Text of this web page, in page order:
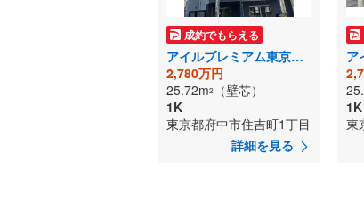
成約でもらえる
アイルプレミアム東京府中
2,780万円
25.72m2
（壁芯）
1K
東京都府中市住吉町1丁目
詳細を見る
1K
東